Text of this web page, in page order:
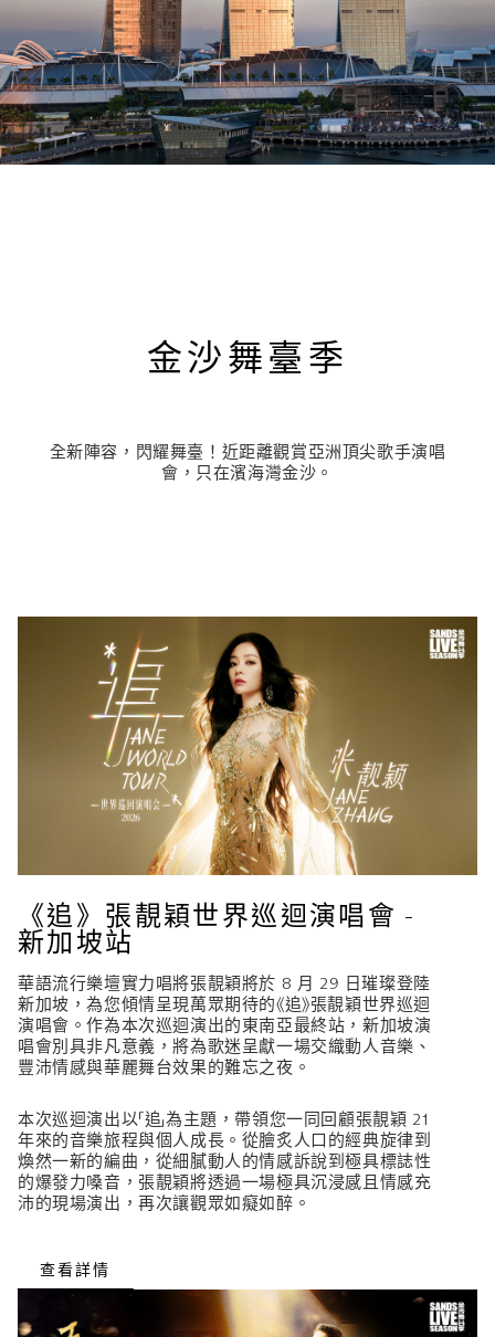
金沙舞臺季
全新陣容，閃耀舞臺！近距離觀賞亞洲頂尖歌手演唱
會，只在濱海灣金沙。
《追》張靚穎世界巡迴演唱會 -
新加坡站
華語流行樂壇實力唱將張靚穎將於 8 月 29 日璀璨登陸
新加坡，為您傾情呈現萬眾期待的《追》張靚穎世界巡迴
演唱會。作為本次巡迴演出的東南亞最終站，新加坡演
唱會別具非凡意義，將為歌迷呈獻一場交織動人音樂、
豐沛情感與華麗舞台效果的難忘之夜。
本次巡迴演出以「追」為主題，帶領您一同回顧張靚穎 21
年來的音樂旅程與個人成長。從膾炙人口的經典旋律到
煥然一新的編曲，從細膩動人的情感訴說到極具標誌性
的爆發力嗓音，張靚穎將透過一場極具沉浸感且情感充
沛的現場演出，再次讓觀眾如癡如醉。
查看詳情